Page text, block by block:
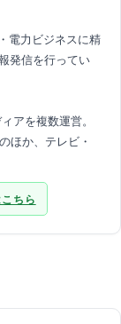
電力ビジネスに精
発信を行ってい
アを複数運営。
ほか、テレビ・
ちら